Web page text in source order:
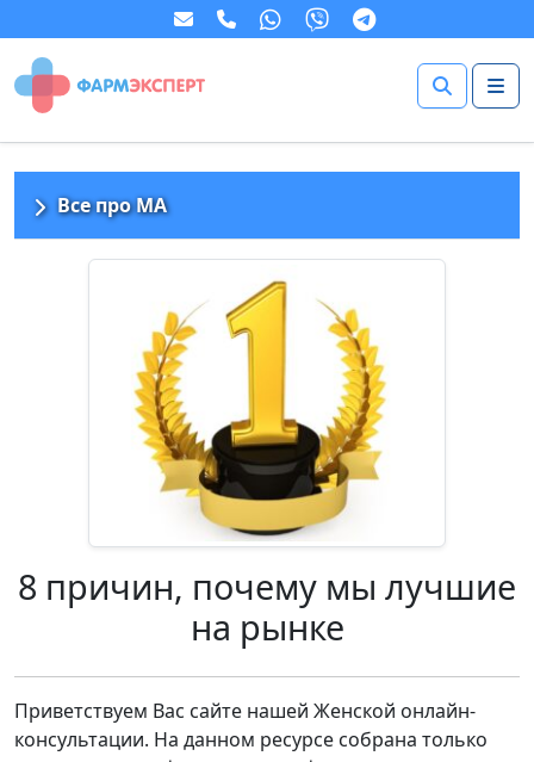
Все про МА
8 причин, почему мы лучшие
на рынке
Приветствуем Вас сайте нашей Женской онлайн-
консультации. На данном ресурсе собрана только